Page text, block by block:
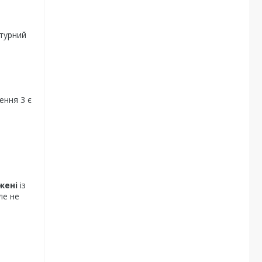
3 є
із
не